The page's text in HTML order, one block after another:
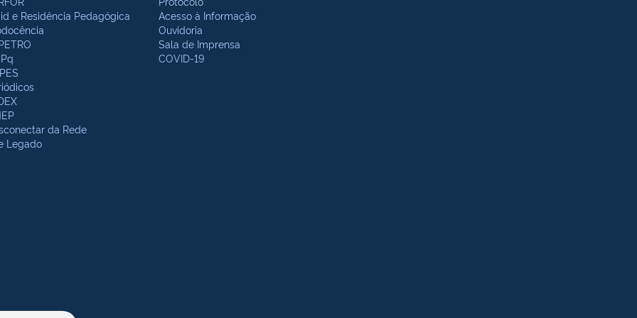
e Residência Pedagógica
da Rede
Legado
Acesso à Informação
Ouvidoria
Sala de Imprensa
COVID-19